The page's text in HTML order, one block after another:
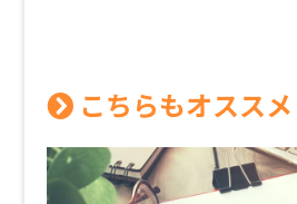
こちらもオススメ